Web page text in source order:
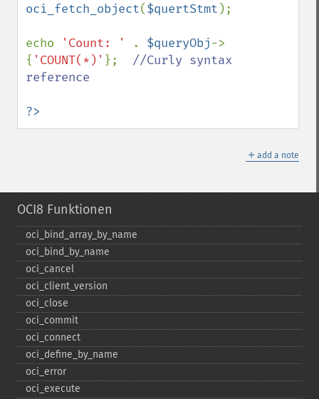
oci_fetch_object($quertStmt );
echo 'Count: ' . $queryObj->
{ 'COUNT(*)' }; //Curly syntax
reference
?>
＋ add a note
OCI8 Funktionen
oci_​bind_​array_​by_​name
oci_​bind_​by_​name
oci_​cancel
oci_​client_​version
oci_​close
oci_​commit
oci_​connect
oci_​define_​by_​name
oci_​error
oci_​execute